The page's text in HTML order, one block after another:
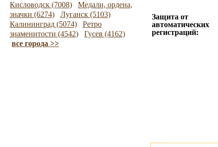
Кисловодск (7008)
Медали, ордена,
значки (6274)
Луганск (5103)
Калининград (5074)
Ретро
знаменитости (4542)
Гусев (4162)
все города >>
Защита от
автоматических
регистраций: